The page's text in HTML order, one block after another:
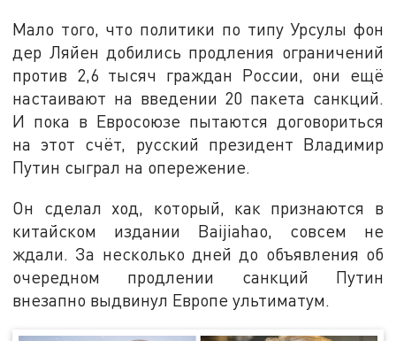
Мало того, что политики по типу Урсулы фон
дер Ляйен добились продления ограничений
против 2,6 тысяч граждан России, они ещё
настаивают на введении 20 пакета санкций.
И пока в Евросоюзе пытаются договориться
на этот счёт, русский президент Владимир
Путин сыграл на опережение.
Он сделал ход, который, как признаются в
китайском издании Baijiahao, совсем не
ждали. За несколько дней до объявления об
очередном продлении санкций Путин
внезапно выдвинул Европе ультиматум.